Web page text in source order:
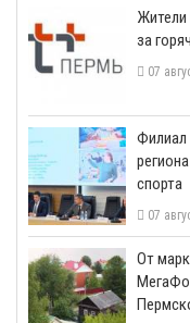
​Жители
за
07
​Филиал
спорта
07
От